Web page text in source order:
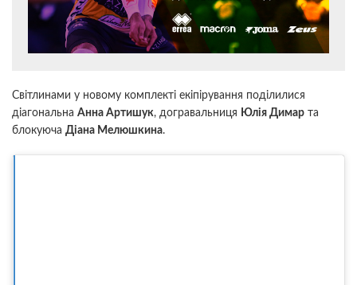
Світлинами у новому комплекті екіпірування поділилися
діагональна Анна Артишук, догравальниця Юлія Димар та
блокуюча Діана Мелюшкина.